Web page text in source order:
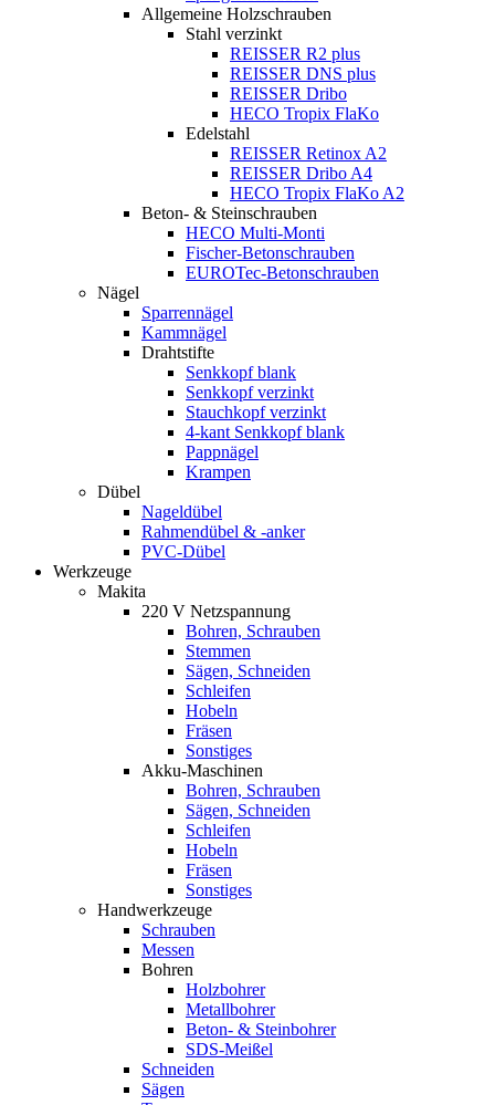
Allgemeine Holzschrauben
Stahl verzinkt
REISSER R2 plus
REISSER DNS plus
REISSER Dribo
HECO Tropix FlaKo
Edelstahl
REISSER Retinox A2
REISSER Dribo A4
HECO Tropix FlaKo A2
Beton- & Steinschrauben
HECO Multi-Monti
Fischer-Betonschrauben
EUROTec-Betonschrauben
Nägel
Sparrennägel
Kammnägel
Drahtstifte
Senkkopf blank
Senkkopf verzinkt
Stauchkopf verzinkt
4-kant Senkkopf blank
Pappnägel
Krampen
Dübel
Nageldübel
Rahmendübel & -anker
PVC-Dübel
Werkzeuge
Makita
220 V Netzspannung
Bohren, Schrauben
Stemmen
Sägen, Schneiden
Schleifen
Hobeln
Fräsen
Sonstiges
Akku-Maschinen
Bohren, Schrauben
Sägen, Schneiden
Schleifen
Hobeln
Fräsen
Sonstiges
Handwerkzeuge
Schrauben
Messen
Bohren
Holzbohrer
Metallbohrer
Beton- & Steinbohrer
SDS-Meißel
Schneiden
Sägen